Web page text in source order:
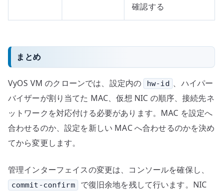
確認する
まとめ
VyOS VM のクローンでは、設定内の hw-id 、ハイパー
バイザーが割り当てた MAC、仮想 NIC の順序、接続先ネ
ットワークを対応付ける必要があります。MAC を設定へ
合わせるのか、設定を新しい MAC へ合わせるのかを決め
てから変更します。
管理インターフェイスの変更は、コンソールを確保し、
commit-confirm
で復旧余地を残して行います。NIC